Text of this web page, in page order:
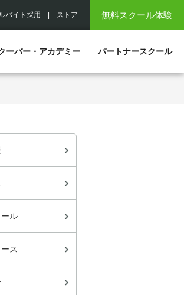
無料スクール体験
バイト採用 ストア
ーバー・アカデミー パートナースクール
ル
ス